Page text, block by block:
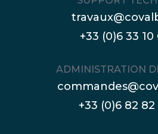
+33 (0)6 33
ADMINISTRATION
+33 (0)6 82